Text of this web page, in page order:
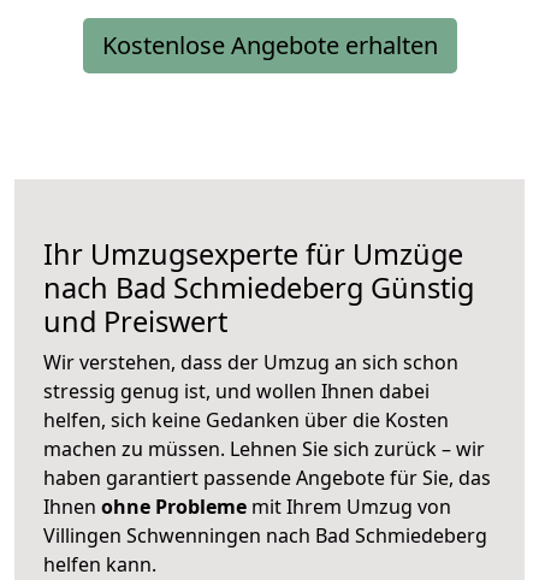
Kostenlose Angebote erhalten
Ihr Umzugsexperte für Umzüge
nach Bad Schmiedeberg Günstig
und Preiswert
Wir verstehen, dass der Umzug an sich schon
stressig genug ist, und wollen Ihnen dabei
helfen, sich keine Gedanken über die Kosten
machen zu müssen. Lehnen Sie sich zurück – wir
haben garantiert passende Angebote für Sie, das
Ihnen ohne Probleme mit Ihrem Umzug von
Villingen Schwenningen nach Bad Schmiedeberg
helfen kann.